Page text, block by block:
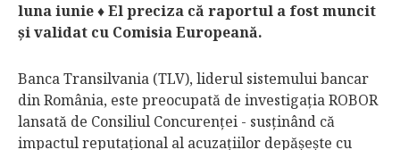
luna iunie♦El preciza că raportul a fost muncit
şi validat cu Comisia Europeană.
Banca Transilvania (TLV), liderul siste­mului bancar
din România, este preo­cupată de investigaţia ROBOR
lansată de Consiliul Concurenţei - susţinând că
impactul reputaţional al acuzaţiilor depăşeşte cu